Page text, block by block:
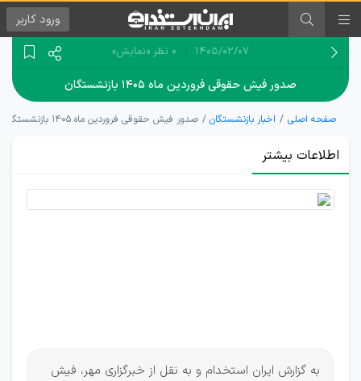
ورود کاربر
۱۴۰۵/۰۲/۰۷ 0 نظر «نمایش»
صدور فیش حقوقی فروردین ماه ۱۴۰۵ بازنشستگان
صفحه اصلی اخبار بازنشستگان صدور فیش حقوقی فروردین ماه ۱۴۰۵ بازنشستگان
اطلاعات بیشتر
خبر مهم
به گزارش ایران استخدام و به نقل از خبرگزاری مهر، فیش